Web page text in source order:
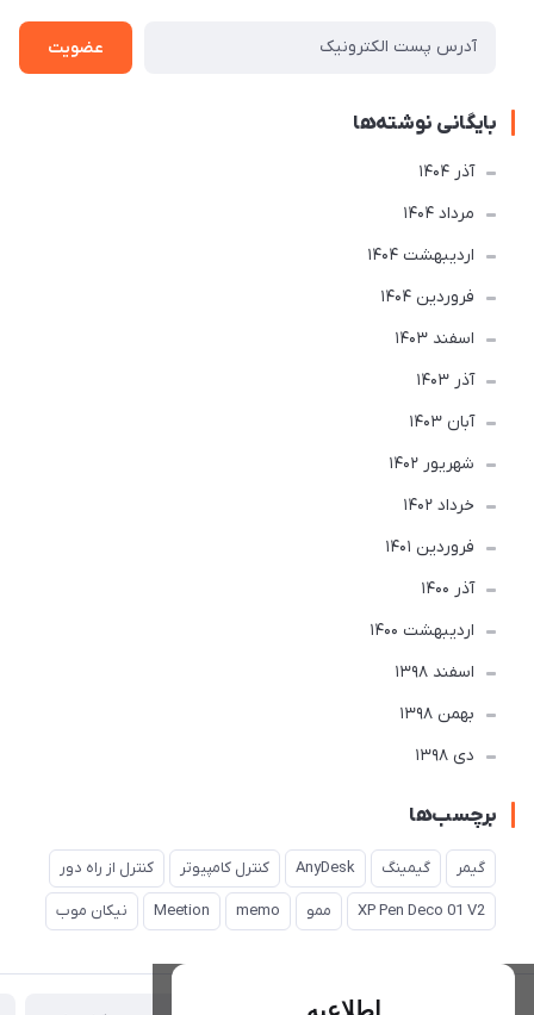
عضویت
بایگانی نوشته‌ها
آذر 1404
مرداد 1404
ارديبهشت 1404
فروردین 1404
اسفند 1403
آذر 1403
آبان 1403
شهریور 1402
خرداد 1402
فروردین 1401
آذر 1400
ارديبهشت 1400
اسفند 1398
بهمن 1398
دی 1398
برچسب‌ها
گیمر گیمینگ AnyDesk کنترل کامپیوتر کنترل از راه دور
XP Pen Deco 01 V2 ممو memo
Meetion نیکان موب